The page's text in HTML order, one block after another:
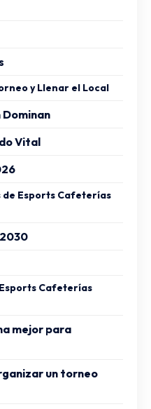
y Llenar el Local
Vital
de Esports Cafeterías
Cafeterías
mejor para
un torneo